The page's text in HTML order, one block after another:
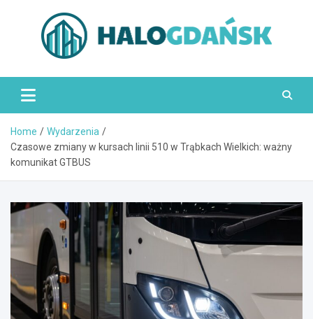
HaloGdańsk.pl
Home
Wydarzenia
Czasowe zmiany w kursach linii 510 w Trąbkach Wielkich: ważny
komunikat GTBUS